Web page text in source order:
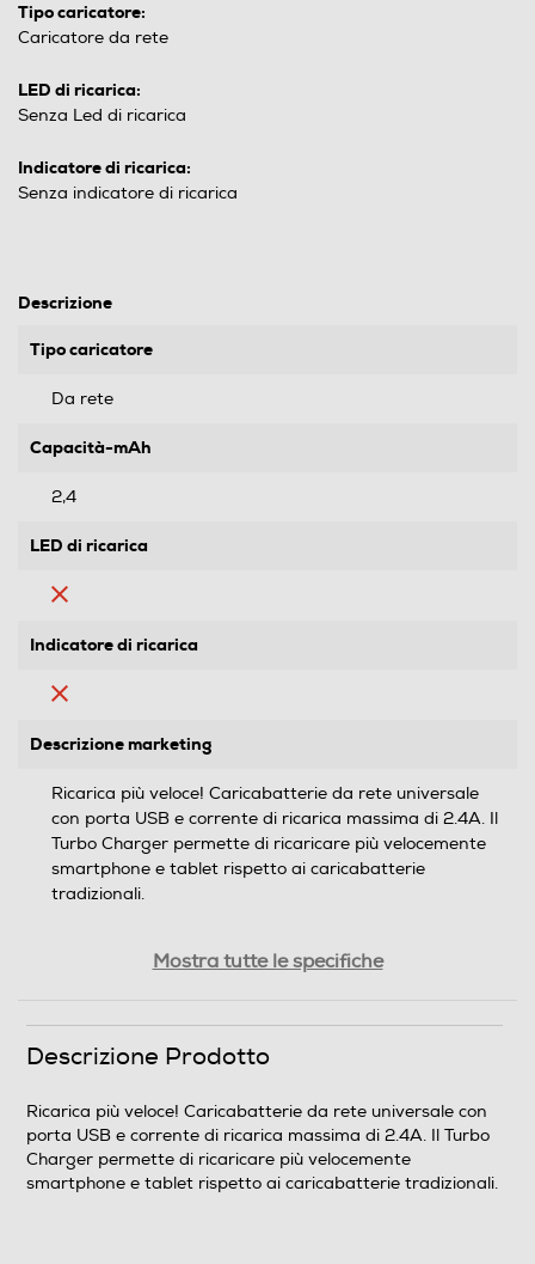
Tipo caricatore:
Caricatore da rete
LED di ricarica:
Senza Led di ricarica
Indicatore di ricarica:
Senza indicatore di ricarica
Descrizione
Tipo caricatore
Da rete
Capacità-mAh
2,4
LED di ricarica
Indicatore di ricarica
Descrizione marketing
Ricarica più veloce! Caricabatterie da rete universale
con porta USB e corrente di ricarica massima di 2.4A. Il
Turbo Charger permette di ricaricare più velocemente
smartphone e tablet rispetto ai caricabatterie
tradizionali.
Dimensioni - Peso
0,3
Informazioni sulla sicurezza del prodotto
Clicca qui
Mostra tutte le specifiche
Descrizione Prodotto
Ricarica più veloce! Caricabatterie da rete universale con
porta USB e corrente di ricarica massima di 2.4A. Il Turbo
Charger permette di ricaricare più velocemente
smartphone e tablet rispetto ai caricabatterie tradizionali.